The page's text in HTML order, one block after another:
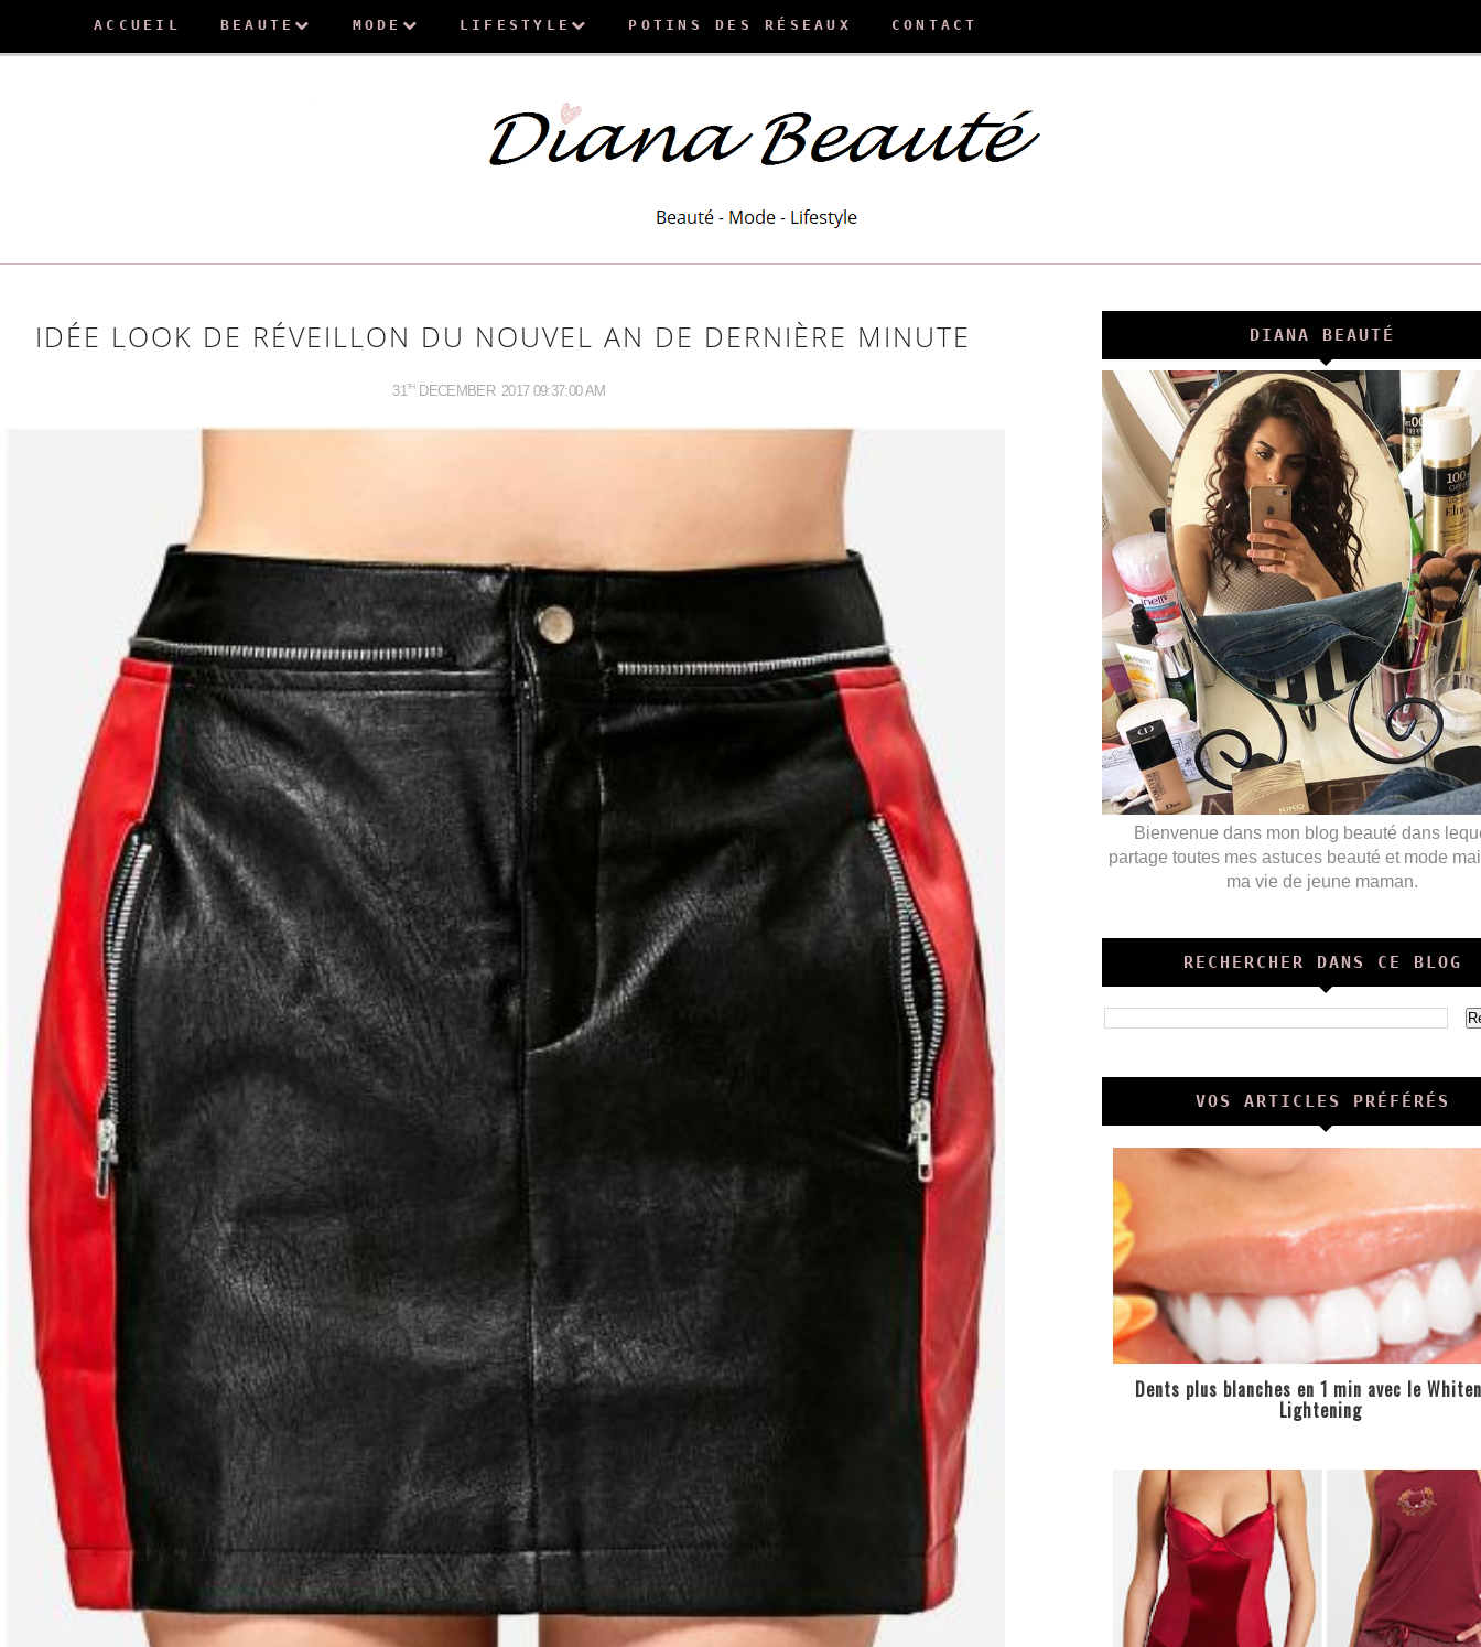
ACCUEIL BEAUTE MODE LIFESTYLE POTINS DES RÉSEAUX CONTACT
IDÉE LOOK DE RÉVEILLON DU NOUVEL AN DE DERNIÈRE MINUTE
31TH DECEMBER 2017 09:37:00 AM
DIANA BEAUTÉ
Bienvenue dans mon blog beauté dans
partage toutes mes astuces beauté et mode
ma vie de jeune maman.
RECHERCHER DANS CE BLOG
VOS ARTICLES PRÉFÉRÉS
Dents plus blanches en 1 min avec le
Lightening